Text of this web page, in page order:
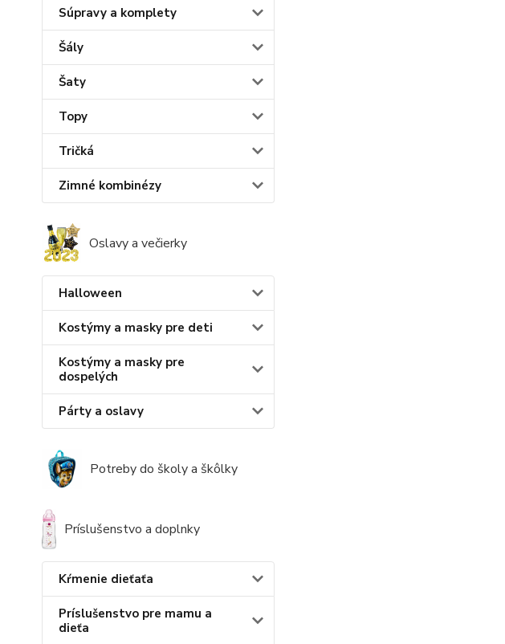
Súpravy a komplety
Šály
Šaty
Topy
Tričká
Zimné kombinézy
Oslavy a večierky
Halloween
Kostýmy a masky pre deti
Kostýmy a masky pre
dospelých
Párty a oslavy
Potreby do školy a škôlky
Príslušenstvo a doplnky
Kŕmenie dieťaťa
Príslušenstvo pre mamu a
dieťa